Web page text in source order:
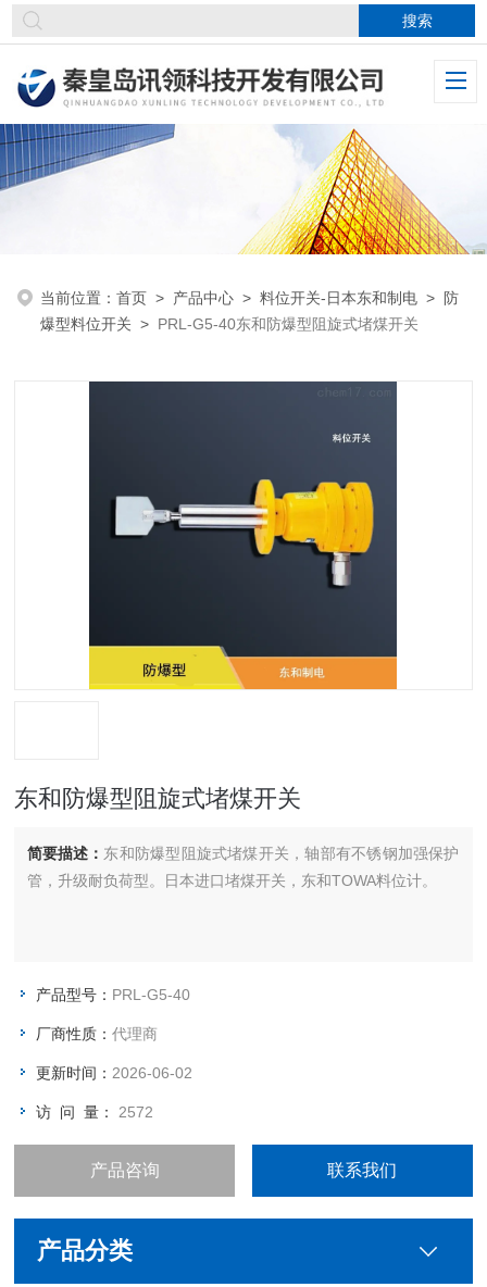
当前位置：首页 > 产品中心 >料位开关-日本东和制电 > 防
爆型料位开关 > PRL-G5-40东和防爆型阻旋式堵煤开关
东和防爆型阻旋式堵煤开关
简要描述： 东和防爆型阻旋式堵煤开关，轴部有不锈钢加强保护
管，升级耐负荷型。日本进口堵煤开关，东和TOWA料位计。
产品型号： PRL-G5-40
厂商性质：代理商
更新时间： 2026-06-02
访 问 量： 2572
产品咨询 联系我们
产品分类